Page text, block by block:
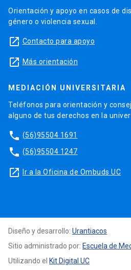
Orientación y apoyo en casos de
género o violencia sexual.
launch Contacto para apoyo
launch Más orientación
MEDIACIÓN UNIVERSITARIA
Teléfonos para orientación y
alguno de tus derechos en la
phone (56)95504 1691
phone (56)95504 1247
launch Ir a la Oficina de Ombuds UC
Diseño y desarrollo: Urantiacos
Sitio administrado por: Escuela de
Utilizando el Kit Digital UC